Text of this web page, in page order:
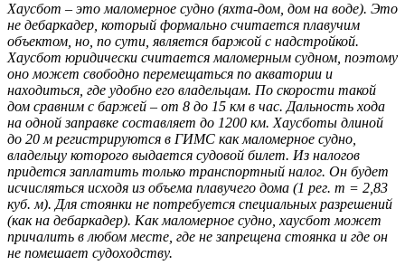
Хаусбот – это маломерное судно (яхта-дом, дом на воде). Это
не дебаркадер, который формально считается плавучим
объектом, но, по сути, является баржой с надстройкой.
Хаусбот юридически считается маломерным судном, поэтому
оно может свободно перемещаться по акватории и
находиться, где удобно его владельцам. По скорости такой
дом сравним с баржей – от 8 до 15 км в час. Дальность хода
на одной заправке составляет до 1200 км. Хаусботы длиной
до 20 м регистрируются в ГИМС как маломерное судно,
владельцу которого выдается судовой билет. Из налогов
придется заплатить только транспортный налог. Он будет
исчисляться исходя из объема плавучего дома (1 рег. т = 2,83
куб. м). Для стоянки не потребуется специальных разрешений
(как на дебаркадер). Как маломерное судно, хаусбот может
причалить в любом месте, где не запрещена стоянка и где он
не помешает судоходству.